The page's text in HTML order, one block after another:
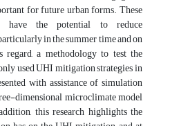
for future urban forms. These
have the potential to reduce
in the summer time and on
a methodology to test the
used UHI mitigation strategies in
with assistance of simulation
dimensional microclimate model
this research highlights the